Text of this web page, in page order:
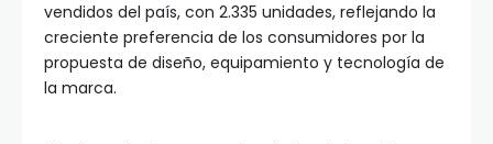
vendidos del país, con 2.335 unidades, reflejando la
creciente preferencia de los consumidores por la
propuesta de diseño, equipamiento y tecnología de
la marca.